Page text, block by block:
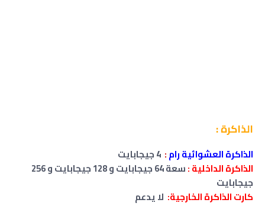
الذاكرة :
الذاكرة العشوائية رام:
4جيجابايت
الذاكرة الداخلية :سعة 64 جيجابايت و 128 جيجابايت و256
جيجابايت
كارت الذاكرة الخارجية: لايدعم